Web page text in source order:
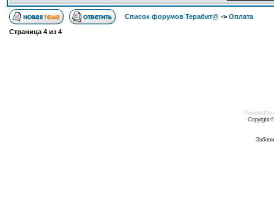
Список форумов Терабит@ -> Оплата
Страница 4 из 4
Powered by
Copyright